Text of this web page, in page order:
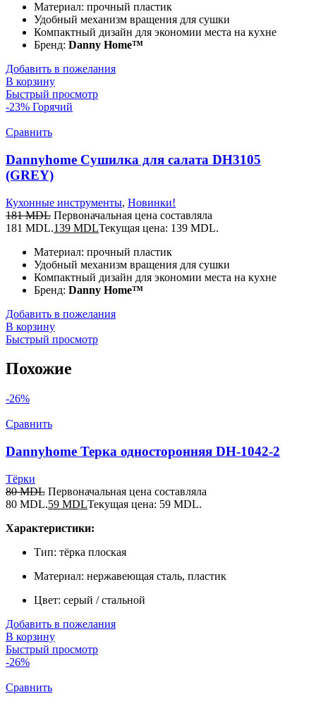
Материал: прочный пластик
Удобный механизм вращения для сушки
Компактный дизайн для экономии места на кухне
Бренд: Danny Home™
Добавить в пожелания
В корзину
Быстрый просмотр
-23% Горячий
Сравнить
Dannyhome Сушилка для салата DH3105
(GREY)
Кухонные инструменты, Новинки!
181MDL Первоначальная цена составляла
181 MDL.139 MDLТекущая цена: 139 MDL.
Материал: прочный пластик
Удобный механизм вращения для сушки
Компактный дизайн для экономии места на кухне
Бренд: Danny Home™
Добавить в пожелания
В корзину
Быстрый просмотр
Похожие
-26%
Сравнить
Dannyhome Терка односторонняя DH-1042-2
Тёрки
80MDL Первоначальная цена составляла
80 MDL.59 MDLТекущая цена: 59 MDL.
Характеристики:
Тип: тёрка плоская
Материал: нержавеющая сталь, пластик
Цвет: серый / стальной
Добавить в пожелания
В корзину
Быстрый просмотр
-26%
Сравнить